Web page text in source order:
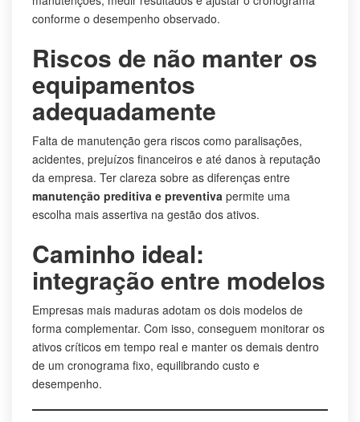
conforme o desempenho observado.
Riscos de não manter os
equipamentos
adequadamente
Falta de manutenção gera riscos como paralisações,
acidentes, prejuízos financeiros e até danos à reputação
da empresa. Ter clareza sobre as diferenças entre
manutenção preditiva e preventiva permite uma
escolha mais assertiva na gestão dos ativos.
Caminho ideal:
integração entre modelos
Empresas mais maduras adotam os dois modelos de
forma complementar. Com isso, conseguem monitorar os
ativos críticos em tempo real e manter os demais dentro
de um cronograma fixo, equilibrando custo e
desempenho.